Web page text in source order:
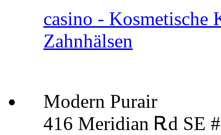
casino - Kosmetische
Zahnhälsen
Modern Purair
416 Meridian Ꭱd SE